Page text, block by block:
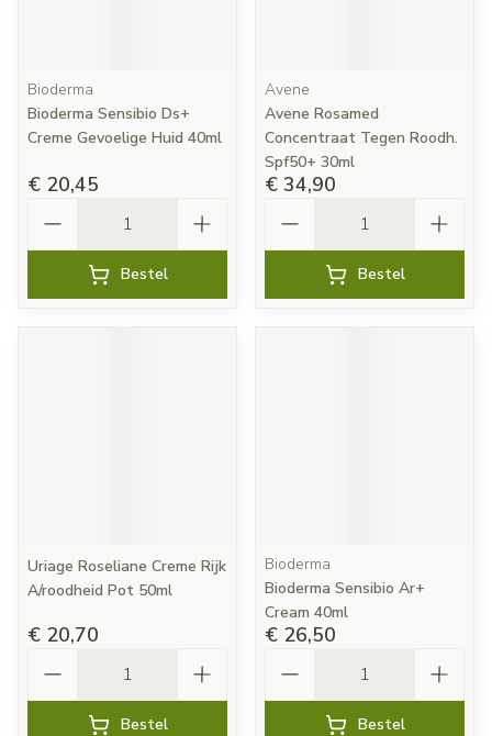
Bioderma
Bioderma Sensibio Ds+
Creme Gevoelige Huid 40ml
€ 20,45
Bestel
Avene
Avene Rosamed
Concentraat Tegen Roodh.
Spf50+ 30ml
€ 34,90
Bestel
Uriage Roseliane Creme Rijk
A/roodheid Pot 50ml
€ 20,70
Bestel
Bioderma
Bioderma Sensibio Ar+
Cream 40ml
€ 26,50
Bestel